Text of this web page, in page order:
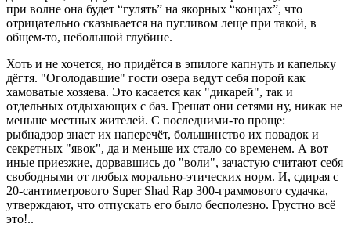
при волне она будет “гулять” на якорных “концах”, что
отрицательно сказывается на пугливом леще при такой, в
общем-то, небольшой глубине.
Хоть и не хочется, но придётся в эпилоге капнуть и капельку
дёгтя. "Оголодавшие" гости озера ведут себя порой как
хамоватые хозяева. Это касается как "дикарей", так и
отдельных отдыхающих с баз. Грешат они сетями ну, никак не
меньше местных жителей. С последними-то проще:
рыбнадзор знает их наперечёт, большинство их повадок и
секретных "явок", да и меньше их стало со временем. А вот
иные приезжие, дорвавшись до "воли", зачастую считают себя
свободными от любых морально-этических норм. И, сдирая с
20-сантиметрового Super Shad Rap 300-граммового судачка,
утверждают, что отпускать его было бесполезно. Грустно всё
это!..